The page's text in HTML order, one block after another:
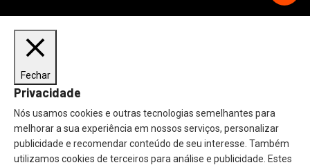
Fechar
Privacidade
Nós usamos cookies e outras tecnologias semelhantes para
melhorar a sua experiência em nossos serviços, personalizar
publicidade e recomendar conteúdo de seu interesse. Também
utilizamos cookies de terceiros para análise e publicidade. Estes